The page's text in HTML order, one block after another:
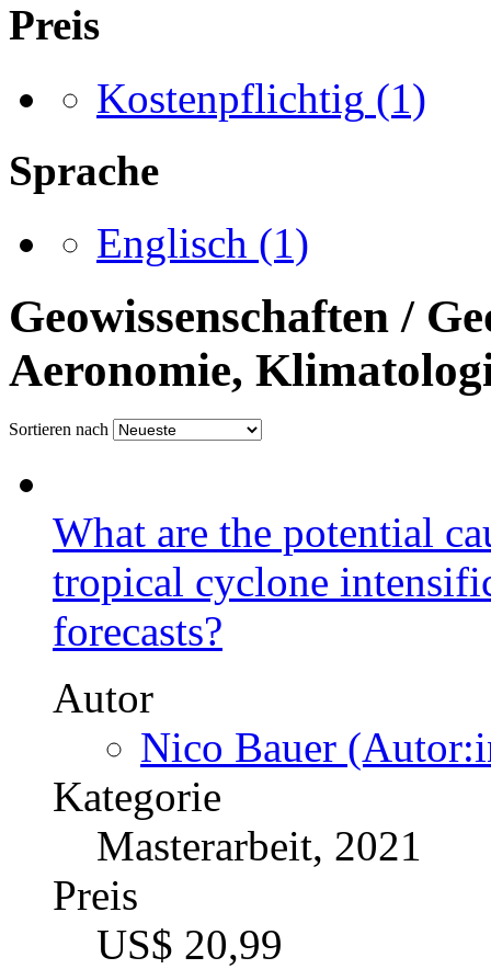
Preis
Kostenpflichtig (1)
Sprache
Englisch (1)
Geowissenschaften /
Aeronomie,
Sortieren nach
What are the potential
tropical cyclone
forecasts?
Autor
Nico Bauer
Kategorie
Masterarbeit, 2021
Preis
US$ 20,99